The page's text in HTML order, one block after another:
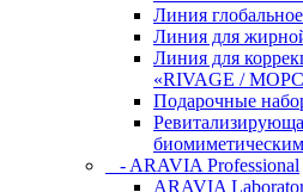
Линия
Линия для
Линия для
«RIVAGE /
Подарочные
- ARAVIA Professional
ARAVIA